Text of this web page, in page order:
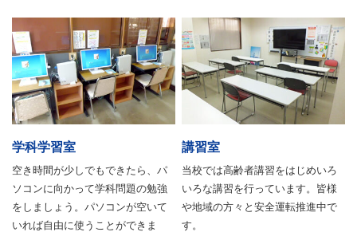
学科学習室
空き時間が少しでもできたら、パ
ソコンに向かって学科問題の勉強
をしましょう。パソコンが空いて
いれば自由に使うことができま
講習室
当校では高齢者講習をはじめいろ
いろな講習を行っています。皆様
や地域の方々と安全運転推進中で
す。